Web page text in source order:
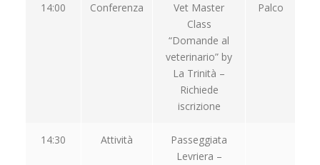
14:00 Conferenza
Vet Master
Class
“Domande al
veterinario” by
La Trinità –
Richiede
iscrizione
Palco
14:30 Attività
Passeggiata
Levriera –